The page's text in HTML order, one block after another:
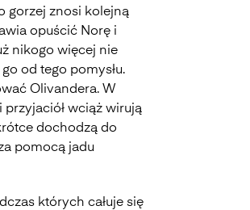
gorzej znosi kolejną
opuścić Norę i
nikogo więcej nie
od tego pomysłu.
Olivandera. W
przyjaciół wciąż wirują
dochodzą do
pomocą jadu
których całuje się